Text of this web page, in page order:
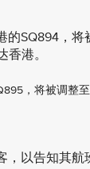
SQ894，将
港。
，将被调整
以告知其航